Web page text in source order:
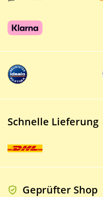
Schnelle Lieferung
Geprüfter Shop